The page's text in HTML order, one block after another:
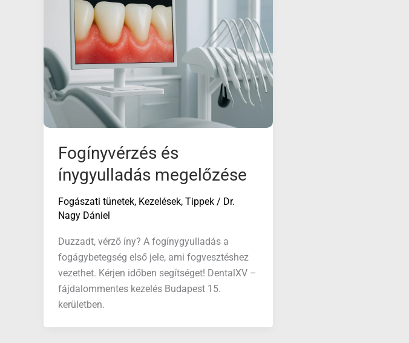
Fogínyvérzés és
ínygyulladás megelőzése
Fogászati tünetek, Kezelések, Tippek / Dr.
Nagy Dániel
Duzzadt, vérző íny? A fogínygyulladás a
fogágybetegség első jele, ami fogvesztéshez
vezethet. Kérjen időben segítséget! DentalXV –
fájdalommentes kezelés Budapest 15.
kerületben.